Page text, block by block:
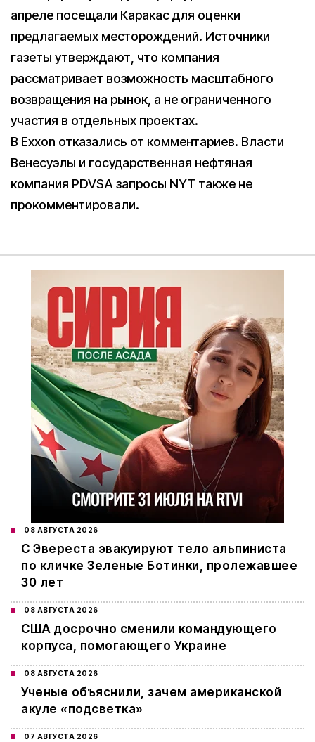
апреле посещали Каракас для оценки
предлагаемых месторождений. Источники
газеты утверждают, что компания
рассматривает возможность масштабного
возвращения на рынок, а не ограниченного
участия в отдельных проектах.
В Exxon отказались от комментариев. Власти
Венесуэлы и государственная нефтяная
компания PDVSA запросы NYT также не
прокомментировали.
08 АВГУСТА 2026
С Эвереста эвакуируют тело альпиниста
по кличке Зеленые Ботинки, пролежавшее
30 лет
08 АВГУСТА 2026
США досрочно сменили командующего
корпуса, помогающего Украине
08 АВГУСТА 2026
Ученые объяснили, зачем американской
акуле «подсветка»
07 АВГУСТА 2026